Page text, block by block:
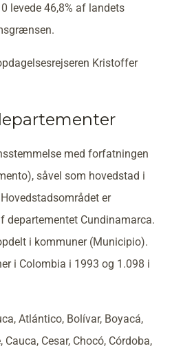
levede 46,8% af landets
Kristoffer
med forfatningen
såvel som hovedstad i
er
Cundinamarca.
i kommuner (Municipio).
i Colombia i 1993 og 1.098 i
Atlántico, Bolívar, Boyacá,
Cesar, Chocó, Córdoba,